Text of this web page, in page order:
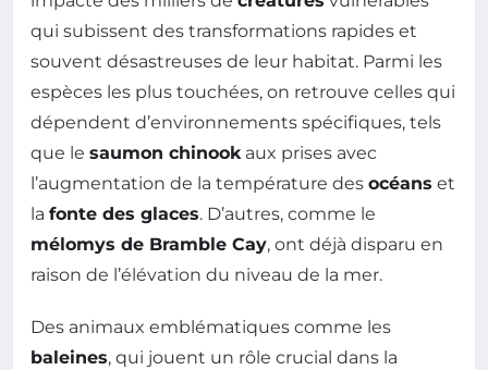
qui subissent des transformations rapides et
souvent désastreuses de leur habitat. Parmi les
espèces les plus touchées, on retrouve celles qui
dépendent d’environnements spécifiques, tels
que le saumon chinookaux prises avec
l’augmentation de la température des océans et
la fonte des glaces. D’autres, comme le
mélomys de Bramble Cay, ont déjà disparu en
raison de l’élévation du niveau de la mer.
Des animaux emblématiques comme les
baleines, qui jouent un rôle crucial dans la